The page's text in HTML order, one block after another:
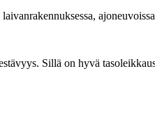
Sillä on hyvä